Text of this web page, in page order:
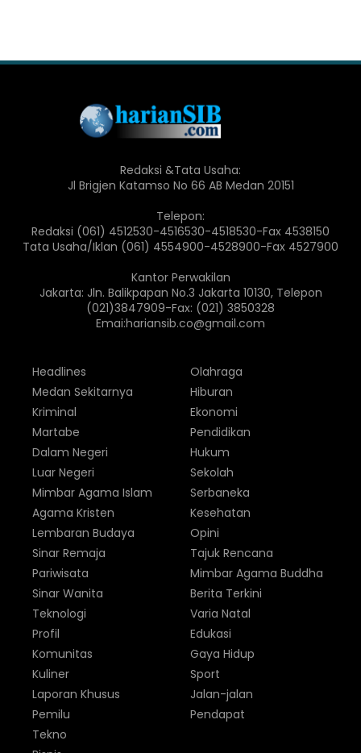
Redaksi &Tata Usaha:
Jl Brigjen Katamso No 66 AB Medan 20151
Telepon:
Redaksi (061) 4512530-4516530-4518530-Fax 4538150
Tata Usaha/Iklan (061) 4554900-4528900-Fax 4527900
Kantor Perwakilan
Jakarta: Jln. Balikpapan No.3 Jakarta 10130, Telepon
(021)3847909-Fax: (021) 3850328
Emai:hariansib.co@gmail.com
Headlines
Medan Sekitarnya
Kriminal
Martabe
Dalam Negeri
Luar Negeri
Olahraga
Hiburan
Ekonomi
Pendidikan
Hukum
Sekolah
Mimbar Agama Islam
Agama Kristen
Lembaran Budaya
Sinar Remaja
Pariwisata
Sinar Wanita
Serbaneka
Kesehatan
Opini
Tajuk Rencana
Mimbar Agama Buddha
Berita Terkini
Teknologi
Profil
Komunitas
Kuliner
Laporan Khusus
Pemilu
Varia Natal
Edukasi
Gaya Hidup
Sport
Jalan-jalan
Pendapat
Tekno